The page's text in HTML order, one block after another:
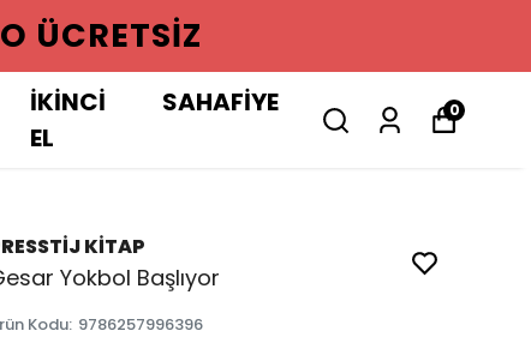
ÜCRETSIZ
İKİNCİ
EL
SAHAFİYE 0
KİTAP
Yokbol Başlıyor
Kodu: 9786257996396